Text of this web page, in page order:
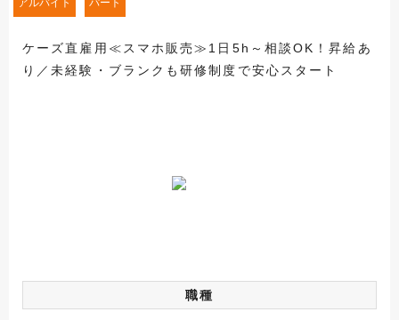
アルバイト パート
ケーズ直雇用≪スマホ販売≫1日5h～相談OK！昇給あ
り／未経験・ブランクも研修制度で安心スタート
職種